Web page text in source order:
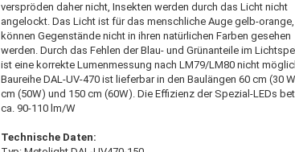
verspröden daher nicht, Insekten werden durch das Licht nicht
angelockt. Das Licht ist für das menschliche Auge gelb-
können Gegenstände nicht in ihren natürlichen Farben gesehen
werden. Durch das Fehlen der Blau- und Grünanteile im
ist eine korrekte Lumenmessung nach LM79/LM80 nicht
Baureihe DAL-UV-470 ist lieferbar in den Baulängen 60 cm (30
cm (50W) und 150 cm (60W). Die Effizienz der Spezial-LEDs
ca. 90-110 lm/W
Technische Daten: